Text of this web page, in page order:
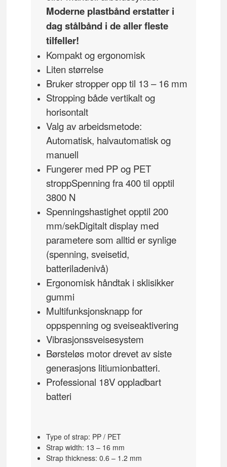
Moderne plastbånd erstatter i
dag stålbånd i de aller fleste
tilfeller!
Kompakt og ergonomisk
Liten størrelse
Bruker stropper opp til 13 – 16 mm
Stropping både vertikalt og
horisontalt
Valg av arbeidsmetode:
Automatisk, halvautomatisk og
manuell
Fungerer med PP og PET
stroppSpenning fra 400 til opptil
3800 N
Spenningshastighet opptil 200
mm/sekDigitalt display med
parametere som alltid er synlige
(spenning, sveisetid,
batteriladenivå)
Ergonomisk håndtak i sklisikker
gummi
Multifunksjonsknapp for
oppspenning og sveiseaktivering
Vibrasjonssveisesystem
Børsteløs motor drevet av siste
generasjons litiumionbatteri.
Professional 18V oppladbart
batteri
Type of strap: PP / PET
Strap width: 13 – 16 mm
Strap thickness: 0.6 – 1.2 mm